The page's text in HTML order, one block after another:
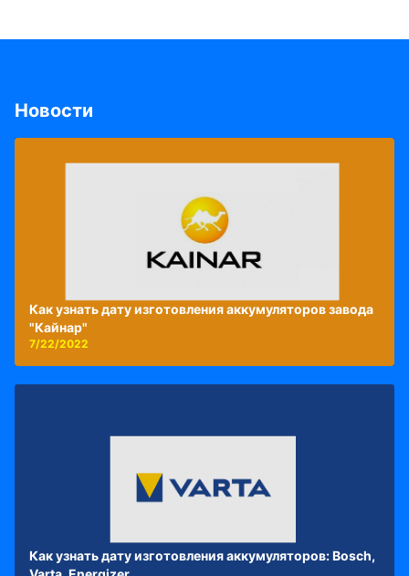
Новости
Как узнать дату изготовления аккумуляторов завода
"Кайнар"
7/22/2022
Как узнать дату изготовления аккумуляторов: Bosch,